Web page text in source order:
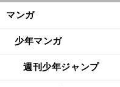
マンガ
少年マンガ
週刊少年ジャンプ